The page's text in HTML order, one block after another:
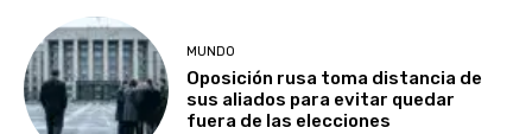
MUNDO
Oposición rusa toma distancia de
sus aliados para evitar quedar
fuera de las elecciones